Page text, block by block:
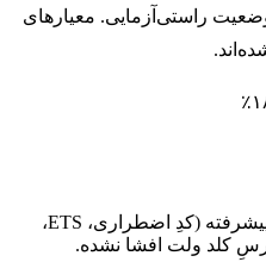
با وزن، مقدار ۰ تا ۱۰ و وضعیت راستی‌آزمایی. معیارهای
٪
بدونِ سابقهٔ هک؛ ابزارهای امنیتیِ پیشرفته (کدِ اضطراری، ETS،